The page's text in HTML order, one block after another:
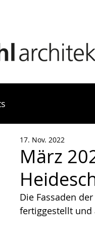
März
17. Nov. 2022
Die Fassaden
fertiggestellt und